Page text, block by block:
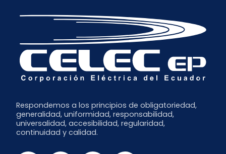
Respondemos a los principios de obligatoriedad,
generalidad, uniformidad, responsabilidad,
universalidad, accesibilidad, regularidad,
continuidad y calidad.